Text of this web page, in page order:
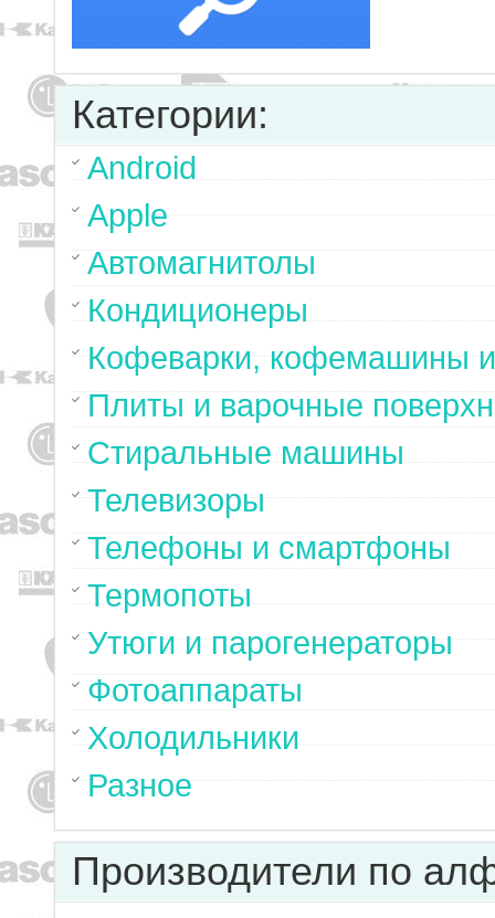
Категории:
Android
Apple
Автомагнитолы
Кондиционеры
Кофеварки, кофемашины
Плиты и варочные
Стиральные машины
Телевизоры
Телефоны и смартфоны
Термопоты
Утюги и парогенераторы
Фотоаппараты
Холодильники
Разное
Производители по